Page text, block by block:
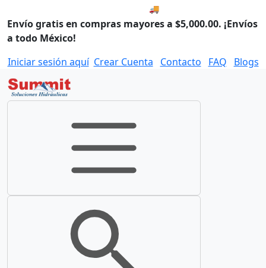
🚚 Compra antes de las
Envío gratis en compras mayores a $5,000.00. ¡Envíos
a todo México!
Iniciar sesión aquí Crear Cuenta Contacto FAQ Blogs